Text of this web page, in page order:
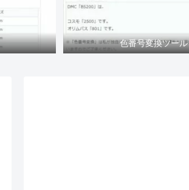
色番号変換ツール